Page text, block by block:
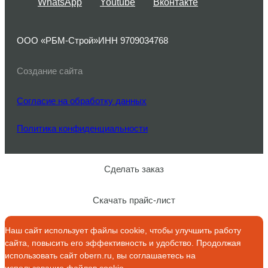
ООО «РБМ-Строй»ИНН 9709034768
Создание сайта
Согласие на обработку данных
Политика конфиденциальности
Сделать заказ
Скачать прайс-лист
Наш сайт использует файлы cookie, чтобы улучшить работу
сайта, повысить его эффективность и удобство. Продолжая
использовать сайт obern.ru, вы соглашаетесь на